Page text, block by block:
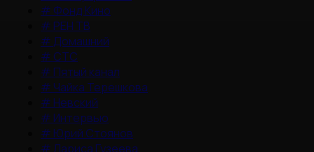
# Фонд Кино
# РЕН ТВ
# Домашний
# СТС
# Пятый канал
# Чайка Терешкова
# Невский
# Интервью
# Юрий Стоянов
#Лариса Гузеева